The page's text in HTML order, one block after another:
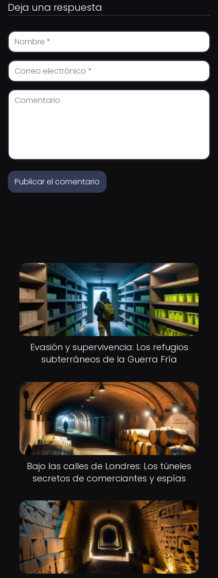
Deja una respuesta
Evasión y supervivencia: Los refugios
subterráneos de la Guerra Fría
Bajo las calles de Londres: Los túneles
secretos de comerciantes y espías